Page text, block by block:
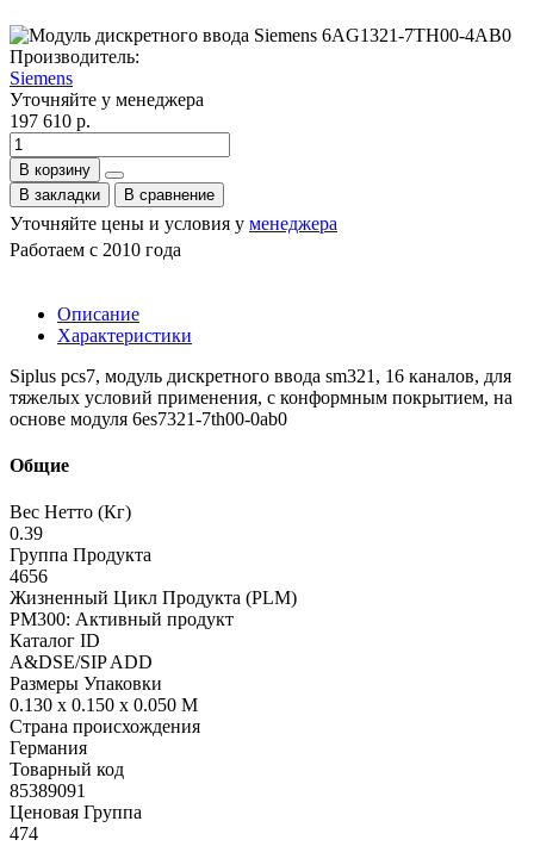
Производитель:
Siemens
Уточняйте у менеджера
197 610 р.
В корзину
В закладки
В сравнение
Уточняйте цены и условия у менеджера
Работаем с 2010 года
Описание
Характеристики
Siplus pcs7, модуль дискретного ввода sm321, 16 каналов, для
тяжелых условий применения, с конформным покрытием, на
основе модуля 6es7321-7th00-0ab0
Общие
Вес Нетто (Кг)
0.39
Группа Продукта
4656
Жизненный Цикл Продукта (PLM)
PM300: Активный продукт
Каталог ID
A&DSE/SIP ADD
Размеры Упаковки
0.130 x 0.150 x 0.050 M
Страна происхождения
Германия
Товарный код
85389091
Ценовая Группа
474